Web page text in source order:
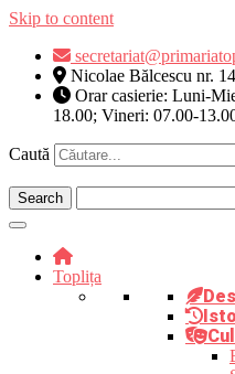
Skip to content
Nicolae Bălcescu nr.
Orar casierie: Luni-
18.00; Vineri: 07.00-
Caută
Toplița